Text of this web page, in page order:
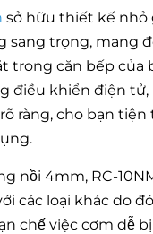
sở hữu thiết kế nhỏ
sang trọng, mang
trong căn bếp của
điều khiển điện tử,
ràng, cho bạn tiện
nồi 4mm, RC-
các loại khác do
chế việc cơm dễ